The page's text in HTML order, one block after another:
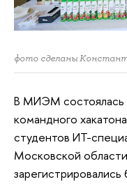
фото сделаны
В МИЭМ состоялась
командного
студентов ИТ-
Московской